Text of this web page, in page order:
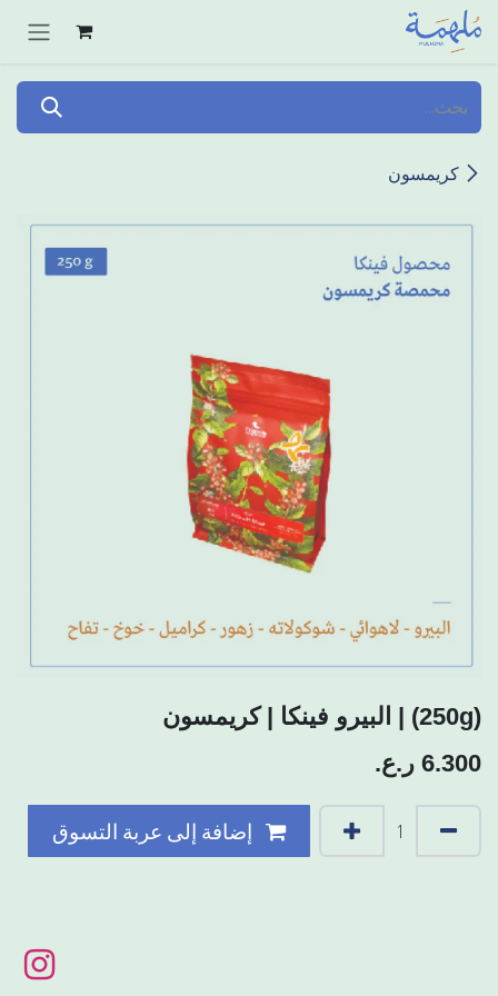
تخطي للذهاب إلى المحتوى
كريمسون
(250g) | البيرو فينكا | كريمسون
6.300 ر.ع.
إضافة إلى عربة التسوق